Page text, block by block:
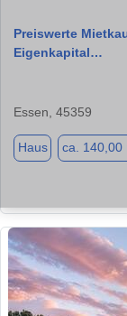
Preiswerte
Eigenkapital…
Essen, 45359
Haus ca. 140,00